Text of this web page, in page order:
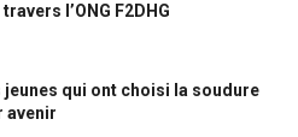
l’ONG F2DHG
jeunes qui ont choisi la soudure
avenir